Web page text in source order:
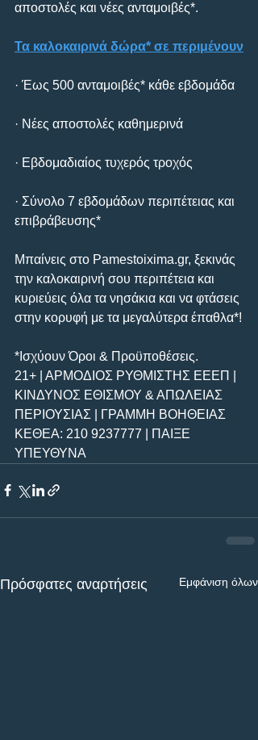
αποστολές και νέες ανταμοιβές*.
Τα καλοκαιρινά δώρα* σε περιμένουν
· Έως 500 ανταμοιβές* κάθε εβδομάδα
· Νέες αποστολές καθημερινά
· Εβδομαδιαίος τυχερός τροχός
· Σύνολο 7 εβδομάδων περιπέτειας και
επιβράβευσης*
Μπαίνεις στο Pamestoixima.gr, ξεκινάς
την καλοκαιρινή σου περιπέτεια και
κυριεύεις όλα τα νησάκια και να φτάσεις
στην κορυφή με τα μεγαλύτερα έπαθλα*!
*Ισχύουν Όροι & Προϋποθέσεις.
21+ | ΑΡΜΟΔΙΟΣ ΡΥΘΜΙΣΤΗΣ ΕΕΕΠ |
ΚΙΝΔΥΝΟΣ ΕΘΙΣΜΟΥ & ΑΠΩΛΕΙΑΣ
ΠΕΡΙΟΥΣΙΑΣ | ΓΡΑΜΜΗ ΒΟΗΘΕΙΑΣ
ΚΕΘΕΑ: 210 9237777 | ΠΑΙΞΕ
ΥΠΕΥΘΥΝΑ
Πρόσφατες αναρτήσεις Εμφάνιση όλων